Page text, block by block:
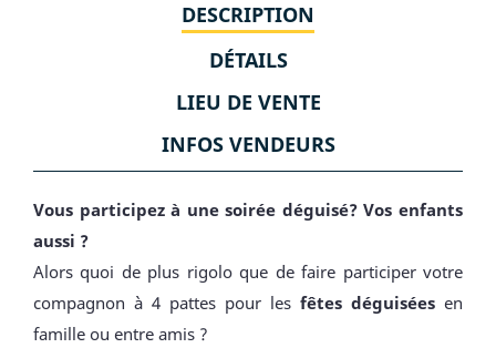
DESCRIPTION
DÉTAILS
LIEU DE VENTE
INFOS VENDEURS
Vous participez à une soirée déguisé? Vos enfants
aussi ?
Alors quoi de plus rigolo que de faire participer votre
compagnon à 4 pattes pour les fêtes déguisées en
famille ou entre amis ?